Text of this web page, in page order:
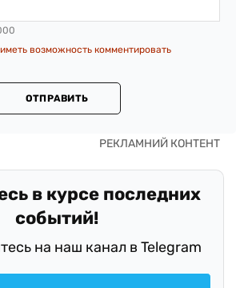
возможность комментировать
ОТПРАВИТЬ
в курсе последних
событий!
на наш канал в Telegram